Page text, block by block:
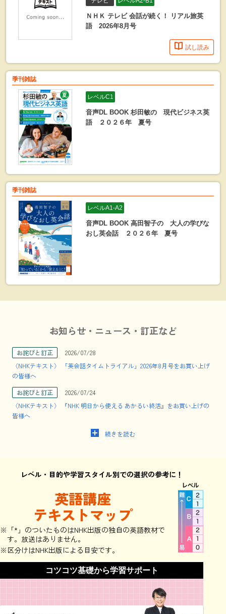
ＮＨＫ テレビ 会話が続く！ リアル旅英
語 2026年8月号
試し読み
季刊雑誌
レベルC1
音声DL BOOK 杉田敏の 現代ビジネス英
語 ２０２６年 夏号
季刊雑誌
レベルA1-A2
音声DL BOOK 高田智子の 大人の学びな
おし英会話 ２０２６年 夏号
お知らせ・ニュース・訂正など
お詫びと訂正
2026/07/28
〈NHKテキスト〉 「英会話タイムトライアル」2026年8月号をお買い上げ
の皆様へ
お詫びと訂正
2026/07/24
〈NHKテキスト〉 『NHK 明日から使える あかるい終活』をお買い上げの
皆様へ
続きを読む
レベル・目的や学習スタイル別での選択の参考に！
英語講座
テキストマップ
※「*」のついたものはNHK出版の独自の英語教材で
す。放送はありません。
※区分けはNHK出版による目安です。
コツコツ基礎から学習サポート